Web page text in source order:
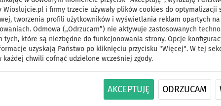
Wioslujcie.pl i firmy trzecie używały plików cookies do optymalizacji
tworzenia profili użytkowników i wyświetlania reklam opartych na
Odmowa („Odrzucam”) nie aktywuje zastosowanych
tych, które są niezbędne do funkcjonowania strony. Opcje
uzyskają Państwo po kliknięciu przycisku "Więcej". W tej
każdej chwili cofnąć udzielone wcześniej zgody.
AKCEPTUJĘ ODRZUCAM
Deska SUP BODY
- pompowany
ID: 12351388209
* Triple Layer Stringer Technology* Non-slip
aluminum paddle (3 sections)* Patented deck